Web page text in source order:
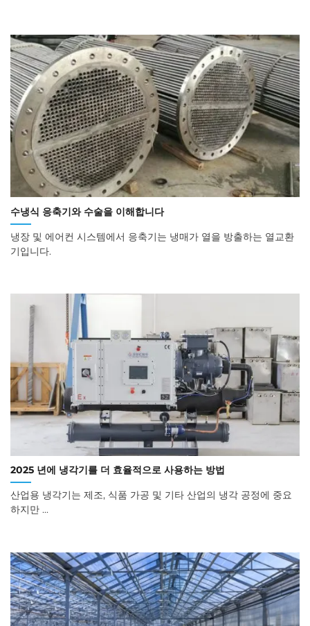
수냉식 응축기와 수술을 이해합니다
냉장 및 에어컨 시스템에서 응축기는 냉매가 열을 방출하는 열교환
기입니다.
2025 년에 냉각기를 더 효율적으로 사용하는 방법
산업용 냉각기는 제조, 식품 가공 및 기타 산업의 냉각 공정에 중요
하지만 ...